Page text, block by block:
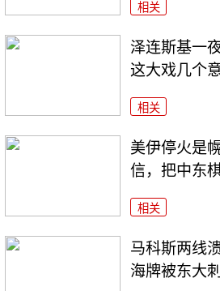
相关
泽连斯基一
这大戏几个意
相关
美伊停火是
信，把中东
相关
马科斯两线
海牌被东大